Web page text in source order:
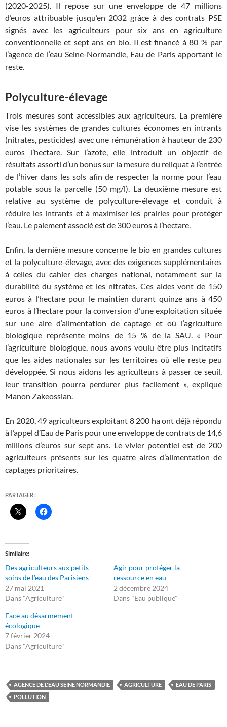
(2020-2025). Il repose sur une enveloppe de 47 millions
d’euros attribuable jusqu’en 2032 grâce à des contrats PSE
signés avec les agriculteurs pour six ans en agriculture
conventionnelle et sept ans en bio. Il est financé à 80 % par
l’agence de l’eau Seine-Normandie, Eau de Paris apportant le
reste.
Polyculture-élevage
Trois mesures sont accessibles aux agriculteurs. La première
vise les systèmes de grandes cultures économes en intrants
(nitrates, pesticides) avec une rémunération à hauteur de 230
euros l’hectare. Sur l’azote, elle introduit un objectif de
résultats assorti d’un bonus sur la mesure du reliquat à l’entrée
de l’hiver dans les sols afin de respecter la norme pour l’eau
potable sous la parcelle (50 mg/l). La deuxième mesure est
relative au système de polyculture-élevage et conduit à
réduire les intrants et à maximiser les prairies pour protéger
l’eau. Le paiement associé est de 300 euros à l’hectare.
Enfin, la dernière mesure concerne le bio en grandes cultures
et la polyculture-élevage, avec des exigences supplémentaires
à celles du cahier des charges national, notamment sur la
durabilité du système et les nitrates. Ces aides vont de 150
euros à l’hectare pour le maintien durant quinze ans à 450
euros à l’hectare pour la conversion d’une exploitation située
sur une aire d’alimentation de captage et où l’agriculture
biologique représente moins de 15 % de la SAU. « Pour
l’agriculture biologique, nous avons voulu être plus incitatifs
que les aides nationales sur les territoires où elle reste peu
développée. Si nous aidons les agriculteurs à passer ce seuil,
leur transition pourra perdurer plus facilement », explique
Manon Zakeossian.
En 2020, 49 agriculteurs exploitant 8 200 ha ont déjà répondu
à l’appel d’Eau de Paris pour une enveloppe de contrats de 14,6
millions d’euros sur sept ans. Le vivier potentiel est de 200
agriculteurs présents sur les quatre aires d’alimentation de
captages prioritaires.
PARTAGER :
Similaire
Des agriculteurs aux petits
soins de l’eau des Parisiens
27 mai 2021
Dans "Agriculture"
Agir pour protéger la
ressource en eau
2 décembre 2024
Dans "Eau publique"
Face au désarmement
écologique
7 février 2024
Dans "Agriculture"
AGENCE DE L'EAU SEINE NORMANDIE AGRICULTURE
EAU DE PARIS
POLLUTION